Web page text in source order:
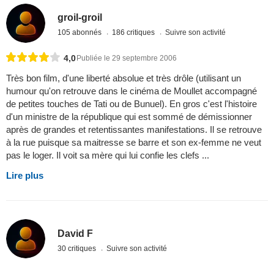
groil-groil
105 abonnés 186 critiques Suivre son activité
4,0 Publiée le 29 septembre 2006
Très bon film, d'une liberté absolue et très drôle (utilisant un
humour qu'on retrouve dans le cinéma de Moullet accompagné
de petites touches de Tati ou de Bunuel). En gros c'est l'histoire
d'un ministre de la république qui est sommé de démissionner
après de grandes et retentissantes manifestations. Il se retrouve
à la rue puisque sa maitresse se barre et son ex-femme ne veut
pas le loger. Il voit sa mère qui lui confie les clefs ...
Lire plus
David F
30 critiques Suivre son activité